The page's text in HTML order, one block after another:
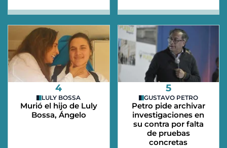
4
LULY BOSSA
Murió el hijo de Luly
Bossa, Ángelo
5
GUSTAVO PETRO
Petro pide archivar
investigaciones en
su contra por falta
de pruebas
concretas